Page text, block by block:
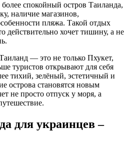
спокойный остров Таиланда,
наличие магазинов,
пляжа. Такой отдых
действительно хочет тишину, а не
— это не только Пхукет,
туристов открывают для себя
тихий, зелёный, эстетичный и
острова становятся новым
не просто отпуск у моря, а
для украинцев –